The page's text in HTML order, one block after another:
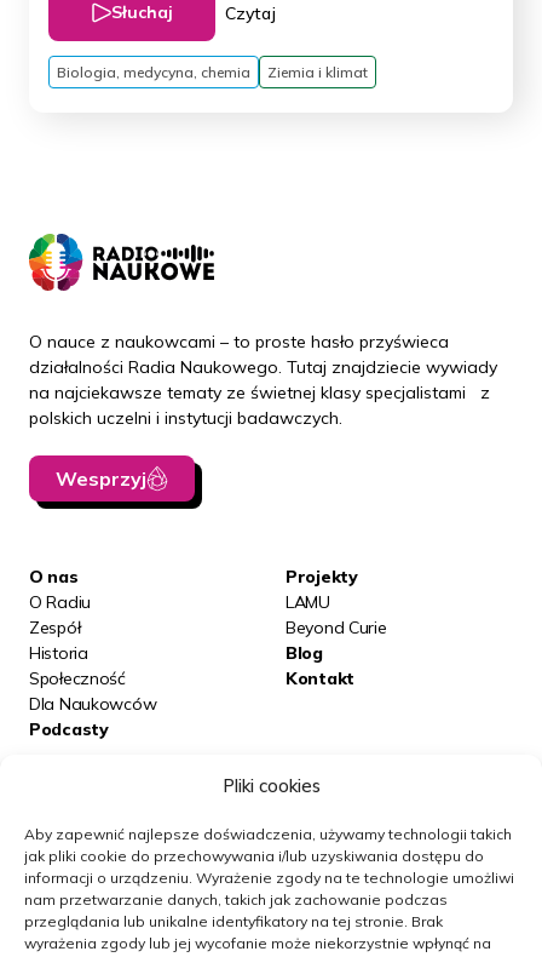
Pliki cookies
Aby zapewnić najlepsze doświadczenia, używamy technologii takich
jak pliki cookie do przechowywania i/lub uzyskiwania dostępu do
informacji o urządzeniu. Wyrażenie zgody na te technologie umożliwi
nam przetwarzanie danych, takich jak zachowanie podczas
przeglądania lub unikalne identyfikatory na tej stronie. Brak
wyrażenia zgody lub jej wycofanie może niekorzystnie wpłynąć na
Słuchaj Czytaj
Biologia, medycyna, chemia Ziemia i klimat
O nauce z naukowcami – to proste hasło przyświeca
działalności Radia Naukowego. Tutaj znajdziecie wywiady
na najciekawsze tematy ze świetnej klasy specjalistami z
polskich uczelni i instytucji badawczych.
Wesprzyj
O nas
O Radiu
Zespół
Historia
Społeczność
Dla Naukowców
Podcasty
Projekty
LAMU
Beyond Curie
Blog
Kontakt
Obserwuj nas